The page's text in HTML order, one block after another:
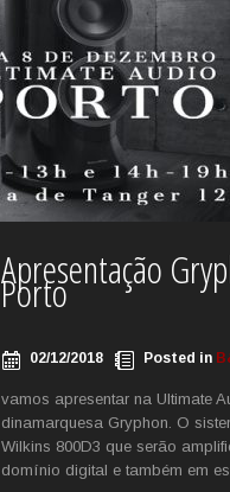
Apresentação
Porto
02/12/2018 Posted in
vamos apresentar na Ultimate
dinamarquesa Gryphon. O
Wilkins 800D3 que serão
domínio digital e também em